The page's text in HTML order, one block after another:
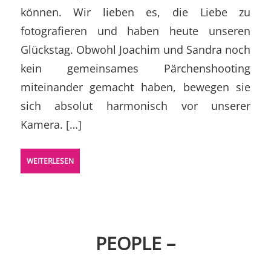
können. Wir lieben es, die Liebe zu
fotografieren und haben heute unseren
Glückstag. Obwohl Joachim und Sandra noch
kein gemeinsames Pärchenshooting
miteinander gemacht haben, bewegen sie
sich absolut harmonisch vor unserer
Kamera. […]
WEITERLESEN
PEOPLE –